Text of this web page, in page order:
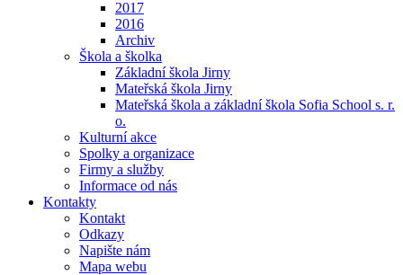
2017
2016
Archiv
Škola a školka
Základní škola Jirny
Mateřská škola Jirny
Mateřská škola a základní škola Sofia School s. r.
o.
Kulturní akce
Spolky a organizace
Firmy a služby
Informace od nás
Kontakty
Kontakt
Odkazy
Napište nám
Mapa webu